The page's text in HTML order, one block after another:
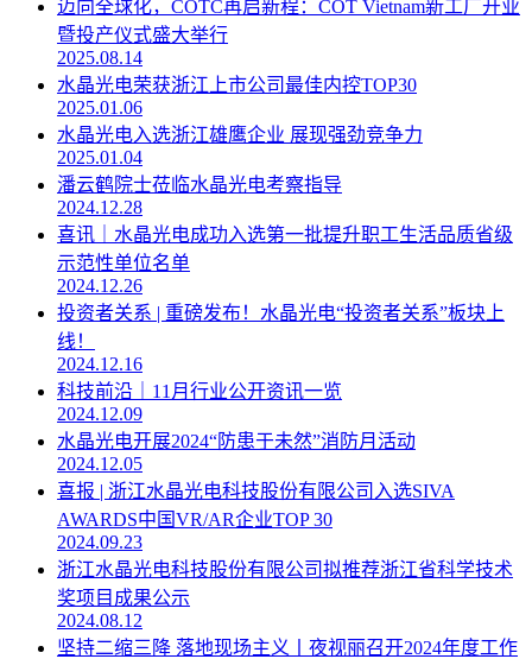
迈向全球化，COTC再启新程：COT Vietnam新工厂开业
暨投产仪式盛大举行
2025.08.14
水晶光电荣获浙江上市公司最佳内控TOP30
2025.01.06
水晶光电入选浙江雄鹰企业 展现强劲竞争力
2025.01.04
潘云鹤院士莅临水晶光电考察指导
2024.12.28
喜讯｜水晶光电成功入选第一批提升职工生活品质省级
示范性单位名单
2024.12.26
投资者关系 | 重磅发布！水晶光电“投资者关系”板块上
线！
2024.12.16
科技前沿｜11月行业公开资讯一览
2024.12.09
水晶光电开展2024“防患于未然”消防月活动
2024.12.05
喜报 | 浙江水晶光电科技股份有限公司入选SIVA
AWARDS中国VR/AR企业TOP 30
2024.09.23
浙江水晶光电科技股份有限公司拟推荐浙江省科学技术
奖项目成果公示
2024.08.12
坚持二缩三降 落地现场主义丨夜视丽召开2024年度工作